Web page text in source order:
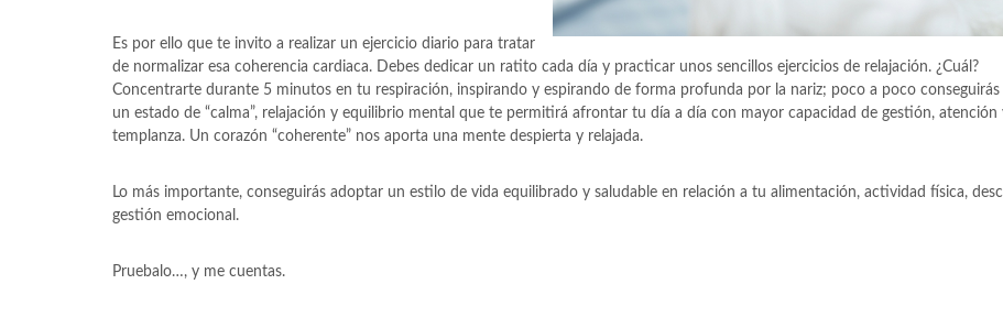
Es por ello que te invito a realizar un ejercicio diario para tratar
de normalizar esa coherencia cardiaca. Debes dedicar un ratito cada día y practicar unos sencillos ejercicios de relajación. ¿Cuál?
Concentrarte durante 5 minutos en tu respiración, inspirando y espirando de forma profunda por la nariz; poco a poco conseguirás
un estado de “calma”, relajación y equilibrio mental que te permitirá afrontar tu día a día con mayor capacidad de gestión, atención
templanza. Un corazón “coherente” nos aporta una mente despierta y relajada.
Lo más importante, conseguirás adoptar un estilo de vida equilibrado y saludable en relación a tu alimentación, actividad física,
gestión emocional.
Pruebalo…, y me cuentas.